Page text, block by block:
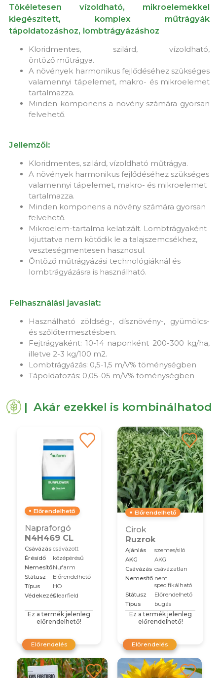
Tökéletesen vízoldható, mikroelemekkel
kiegészített, komplex műtrágyák
tápoldatozáshoz, lombtrágyázáshoz
Kloridmentes, szilárd, vízoldható,
öntöző műtrágya.
A növények harmonikus fejlődéséhez szükséges
valamennyi tápelemet, makro- és mikroelemet
tartalmazza.
Minden komponens a növény számára gyorsan
felvehető.
Jellemzői:
Kloridmentes, szilárd, vízoldható műtrágya.
A növények harmonikus fejlődéséhez szükséges
valamennyi tápelemet, makro- és mikroelemet
tartalmazza.
Minden komponens a növény számára gyorsan
felvehető.
Mikroelem-tartalma kelatizált. Lombtrágyaként
kijuttatva nem kötődik le a talajszemcsékhez,
veszteségmentesen hasznosul.
Öntöző műtrágyázási technológiáknál és
lombtrágyázásra is használható.
Felhasználási javaslat:
Használható zöldség-, dísznövény-, gyümölcs-
és szőlőtermesztésben.
Fejtrágyaként: 10-14 naponként 200-300 kg/ha,
illetve 2-3 kg/100 m2.
Lombtrágyázás: 0,5-1,5 m/V% töménységben
Tápoldatozás: 0,05-05 m/V% töménységben
| Akár ezekkel is kombinálhatod
Előrendelhető
Napraforgó
N4H469 CL
Csávázás csávázott
Érésidő
középérésű
NemesítőNufarm
Státusz
Előrendelhető
Típus
HO
VédekezésClearfield
Ez a termék jelenleg
előrendelhető!
Előrendelés
Előrendelhető
Cirok
Ruzrok
Ajánlás
szemes/siló
AKG
AKG
Csávázás csávázatlan
Nemesítő nem
specifikálható
Státusz
Előrendelhető
Típus
bugás
Ez a termék jelenleg
előrendelhető!
Előrendelés